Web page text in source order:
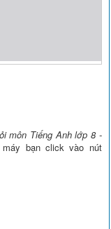
môn Tiếng Anh lớp 8 -
bạn click vào nút